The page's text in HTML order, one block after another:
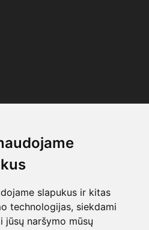
slapukus ir kitas
technologijas, siekdami
jūsų naršymo mūsų